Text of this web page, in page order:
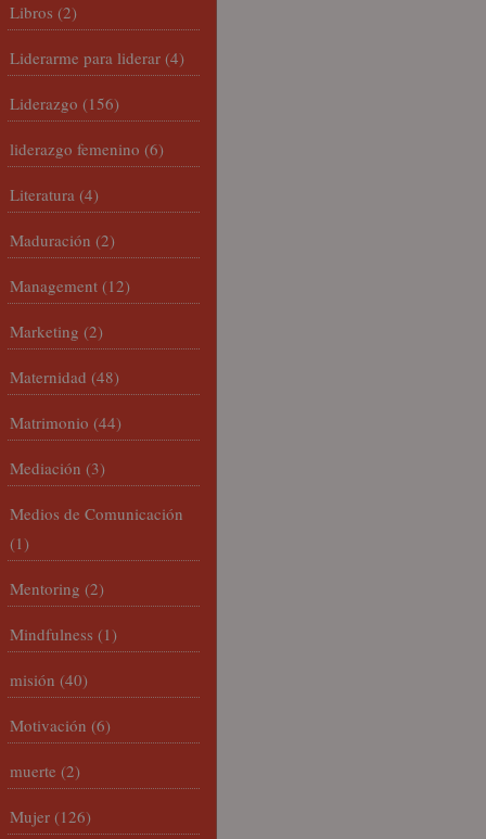
Libros (2)
Liderarme para liderar (4)
Liderazgo (156)
liderazgo femenino (6)
Literatura (4)
Maduración (2)
Management (12)
Marketing (2)
Maternidad (48)
Matrimonio (44)
Mediación (3)
Medios de Comunicación
(1)
Mentoring (2)
Mindfulness (1)
misión (40)
Motivación (6)
muerte (2)
Mujer (126)